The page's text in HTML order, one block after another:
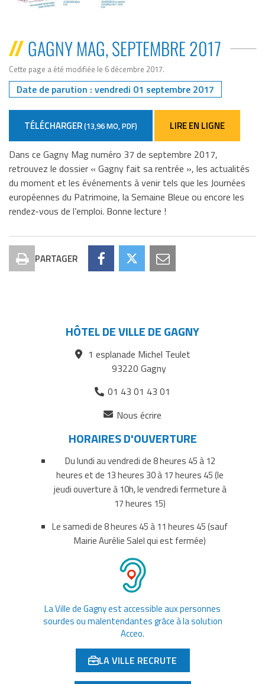
GAGNY MAG, SEPTEMBRE 2017
Cette page a été modifiée le 6 décembre 2017.
Date de parution : vendredi 01 septembre 2017
TÉLÉCHARGER(13,96 MO, PDF) LIRE EN LIGNE
Dans ce Gagny Mag numéro 37 de septembre 2017,
retrouvez le dossier « Gagny fait sa rentrée », les actualités
du moment et les événements à venir tels que les Journées
européennes du Patrimoine, la Semaine Bleue ou encore les
rendez-vous de l’emploi. Bonne lecture !
Imprimer
PARTAGER
Partager
septembre
2017
sur
Facebook
Partager
septembre
2017
sur
Twitter
Partager
septembre
2017
par
courriel
HÔTEL DE VILLE DE GAGNY
1 esplanade Michel Teulet
93220 Gagny
01 43 01 43 01
Nous écrire
un
nouvel
onglet)
HORAIRES D'OUVERTURE
Du lundi au vendredi de 8 heures 45 à 12
heures et de 13 heures 30 à 17 heures 45 (le
jeudi ouverture à 10h, le vendredi fermeture à
17 heures 15)
Le samedi de 8 heures 45 à 11 heures 45 (sauf
Mairie Aurélie Salel qui est fermée)
La Ville de Gagny est accessible aux personnes
sourdes ou malentendantes grâce à la solution
Acceo.
LA VILLE RECRUTE
(OUVERTURE DANS UN NOUVEL ONGLET)